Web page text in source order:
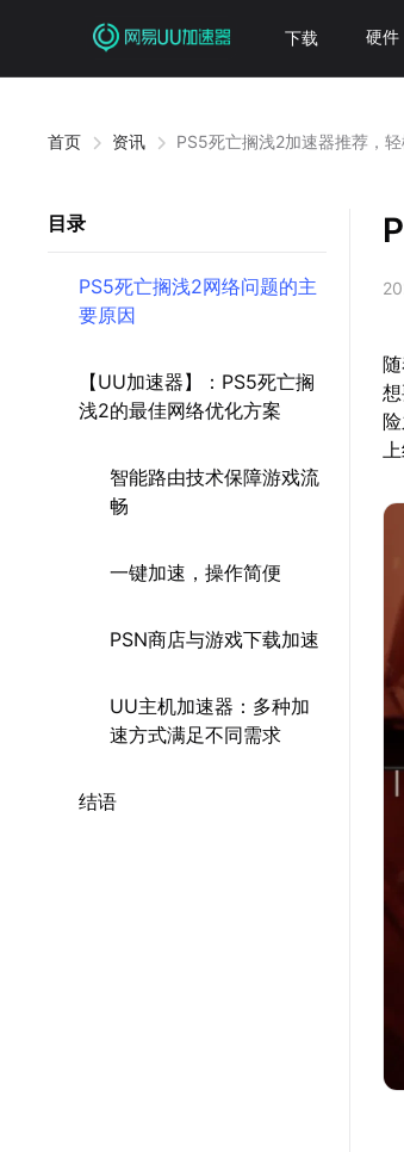
下载 硬件
首页 资讯 PS5死亡搁浅2加速器推荐，轻
目录
PS5死亡搁浅2网络问题的主
要原因
【UU加速器】：PS5死亡搁
浅2的最佳网络优化方案
智能路由技术保障游戏流
畅
一键加速，操作简便
PSN商店与游戏下载加速
UU主机加速器：多种加
速方式满足不同需求
结语